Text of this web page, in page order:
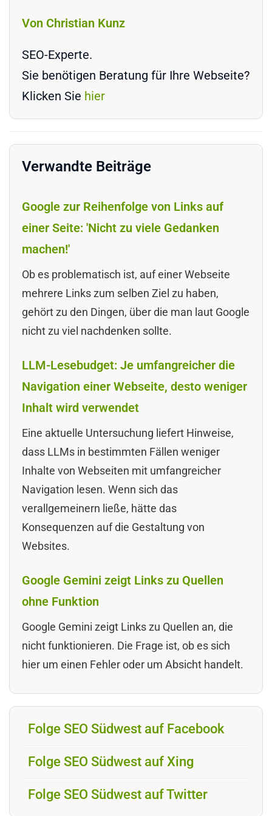
Von Christian Kunz
SEO-Experte.
Sie benötigen Beratung für Ihre Webseite?
Klicken Sie hier
Verwandte Beiträge
Google zur Reihenfolge von Links auf
einer Seite: 'Nicht zu viele Gedanken
machen!'
Ob es problematisch ist, auf einer Webseite
mehrere Links zum selben Ziel zu haben,
gehört zu den Dingen, über die man laut Google
nicht zu viel nachdenken sollte.
LLM-Lesebudget: Je umfangreicher die
Navigation einer Webseite, desto weniger
Inhalt wird verwendet
Eine aktuelle Untersuchung liefert Hinweise,
dass LLMs in bestimmten Fällen weniger
Inhalte von Webseiten mit umfangreicher
Navigation lesen. Wenn sich das
verallgemeinern ließe, hätte das
Konsequenzen auf die Gestaltung von
Websites.
Google Gemini zeigt Links zu Quellen
ohne Funktion
Google Gemini zeigt Links zu Quellen an, die
nicht funktionieren. Die Frage ist, ob es sich
hier um einen Fehler oder um Absicht handelt.
Folge SEO Südwest auf Facebook
Folge SEO Südwest auf Xing
Folge SEO Südwest auf Twitter